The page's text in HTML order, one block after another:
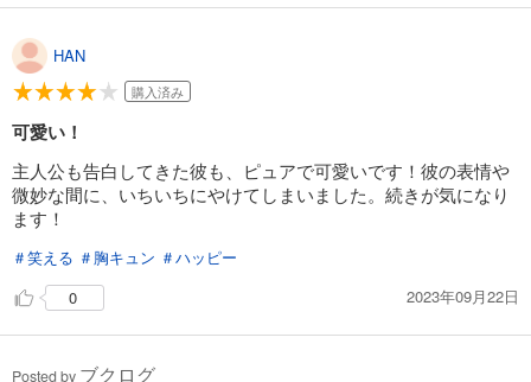
HAN
購入済み
可愛い！
主人公も告白してきた彼も、ピュアで可愛いです！彼の表情や
微妙な間に、いちいちにやけてしまいました。続きが気になり
ます！
＃笑える ＃胸キュン ＃ハッピー
0
2023年09月22日
Posted by ブクログ